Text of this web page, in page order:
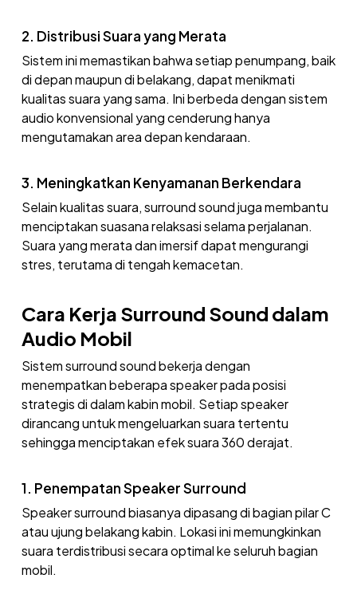
2. Distribusi Suara yang Merata
Sistem ini memastikan bahwa setiap penumpang, baik
di depan maupun di belakang, dapat menikmati
kualitas suara yang sama. Ini berbeda dengan sistem
audio konvensional yang cenderung hanya
mengutamakan area depan kendaraan.
3. Meningkatkan Kenyamanan Berkendara
Selain kualitas suara, surround sound juga membantu
menciptakan suasana relaksasi selama perjalanan.
Suara yang merata dan imersif dapat mengurangi
stres, terutama di tengah kemacetan.
Cara Kerja Surround Sound dalam
Audio Mobil
Sistem surround sound bekerja dengan
menempatkan beberapa speaker pada posisi
strategis di dalam kabin mobil. Setiap speaker
dirancang untuk mengeluarkan suara tertentu
sehingga menciptakan efek suara 360 derajat.
1. Penempatan Speaker Surround
Speaker surround biasanya dipasang di bagian pilar C
atau ujung belakang kabin. Lokasi ini memungkinkan
suara terdistribusi secara optimal ke seluruh bagian
mobil.